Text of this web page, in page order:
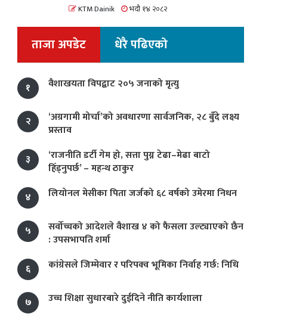
KTM Dainik भदौ १४ २०८२
ताजा अपडेट धेरै पढिएको
१ वैशाखयता विपद्बाट २०५ जनाको मृत्यु
२
‘अग्रगामी मोर्चा’को अवधारणा सार्वजनिक, २८ बुँदे लक्ष्य
प्रस्ताव
३
‘राजनीति डर्टी गेम हो, सत्ता पुग्न टेढा–मेढा बाटो
हिँड्नुपर्छ’ – महन्थ ठाकुर
४
लियोनल मेसीका पिता जर्जको ६८ वर्षको उमेरमा निधन
५
सर्वोच्चको आदेशले वैशाख ४ को फैसला उल्ट्याएको छैन
: उपसभापति शर्मा
६
कांग्रेसले जिम्मेवार र परिपक्व भूमिका निर्वाह गर्छ: निधि
७ उच्च शिक्षा सुधारबारे दुईदिने नीति कार्यशाला